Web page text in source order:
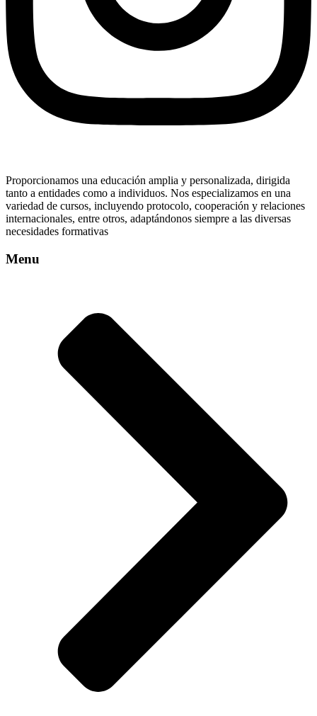
Proporcionamos una educación amplia y personalizada, dirigida
tanto a entidades como a individuos. Nos especializamos en una
variedad de cursos, incluyendo protocolo, cooperación y relaciones
internacionales, entre otros, adaptándonos siempre a las diversas
necesidades formativas
Menu